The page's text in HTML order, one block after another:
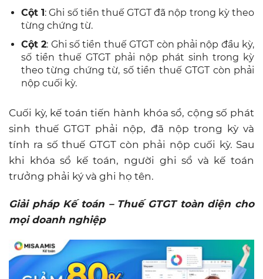
Cột 1: Ghi số tiền thuế GTGT đã nộp trong kỳ theo
từng chứng từ.
Cột 2: Ghi số tiền thuế GTGT còn phải nộp đầu kỳ,
số tiền thuế GTGT phải nộp phát sinh trong kỳ
theo từng chứng từ, số tiền thuế GTGT còn phải
nộp cuối kỳ.
Cuối kỳ, kế toán tiến hành khóa sổ, cộng số phát
sinh thuế GTGT phải nộp, đã nộp trong kỳ và
tính ra số thuế GTGT còn phải nộp cuối kỳ. Sau
khi khóa sổ kế toán, người ghi sổ và kế toán
trưởng phải ký và ghi họ tên.
Giải pháp Kế toán – Thuế GTGT toàn diện cho
mọi doanh nghiệp